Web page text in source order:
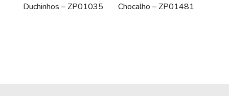
Duchinhos – ZP01035 Chocalho – ZP01481